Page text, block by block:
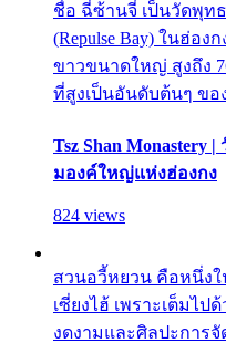
ชื่อ ฉี่ซ้านจี๋ เป็นวัดพุท
(Repulse Bay) ในฮ่อ
ขาวขนาดใหญ่ สูงถึง
ที่สูงเป็นอันดับต้นๆ ขอ
Tsz Shan
มองค์ใหญ่แห่งฮ่องกง
824 views
สวนอวี้หยวน คือหนึ่ง
เซี่ยงไฮ้ เพราะเต็มไ
งดงามและศิลปะการ